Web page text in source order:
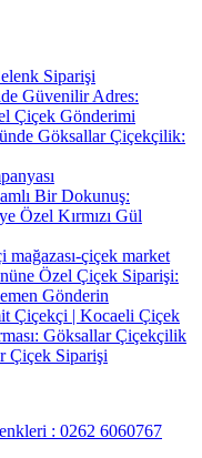
Siparişi
Güvenilir Adres:
Çiçek Gönderimi
Göksallar Çiçekçilik:
Bir Dokunuş:
Özel Kırmızı Gül
çiçek market
Özel Çiçek Siparişi:
Gönderin
Çiçekçi | Kocaeli Çiçek
Göksallar Çiçekçilik
Çiçek Siparişi
: 0262 6060767